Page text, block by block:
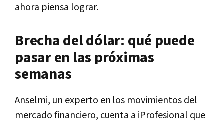
ahora piensa lograr.
Brecha del dólar: qué puede
pasar en las próximas
semanas
Anselmi, un experto en los movimientos del
mercado financiero, cuenta a iProfesional que